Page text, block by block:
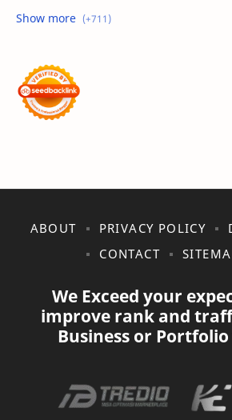
Advertorial
Akhirat
Allah Maha Besar Amarah
Anak – Anak Gaza Jadi Sasaran Tembak Zionis Analisis
Aneka Macam Desain | Topi
Apa itu Domain Apa itu
ABOUT PRIVACY POLICY
CONTACT
We Exceed your
improve rank and
Business or